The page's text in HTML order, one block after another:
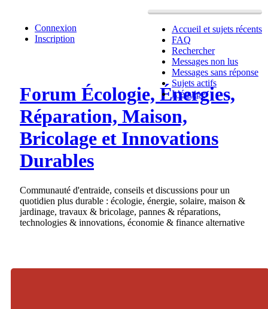
Accueil et sujets récents
FAQ
Rechercher
Messages non lus
Messages sans réponse
Sujets actifs
L’équipe
Connexion
Inscription
Forum Écologie, Énergies,
Réparation, Maison,
Bricolage et Innovations
Durables
Communauté d'entraide, conseils et discussions pour un
quotidien plus durable : écologie, énergie, solaire, maison &
jardinage, travaux & bricolage, pannes & réparations,
technologies & innovations, économie & finance alternative